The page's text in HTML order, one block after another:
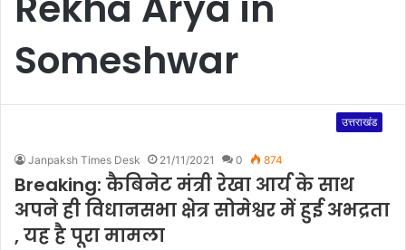
Someshwar
उत्तराखंड
Janpaksh Times Desk 21/11/2021 0 874
Breaking: कैबिनेट मंत्री रेखा आर्य के साथ
अपने ही विधानसभा क्षेत्र सोमेश्वर में हुई अभद्रता
, यह है पूरा मामला